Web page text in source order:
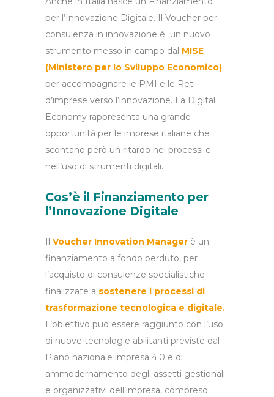
per l’Innovazione Digitale. Il Voucher per
consulenza in innovazione è un nuovo
strumento messo in campo dal MISE
(Ministero per lo Sviluppo Economico)
per accompagnare le PMI e le Reti
d’imprese verso l’innovazione. La Digital
Economy rappresenta una grande
opportunità per le imprese italiane che
scontano però un ritardo nei processi e
nell’uso di strumenti digitali.
Cos’è il Finanziamento per
l’Innovazione Digitale
Voucher Innovation Manager è un
finanziamento a fondo perduto, per
l’acquisto di consulenze specialistiche
finalizzate a sostenere i processi di
trasformazione tecnologica e digitale.
L’obiettivo può essere raggiunto con l’uso
di nuove tecnologie abilitanti previste dal
Piano nazionale impresa 4.0 e di
ammodernamento degli assetti gestionali
e organizzativi dell’impresa, compreso